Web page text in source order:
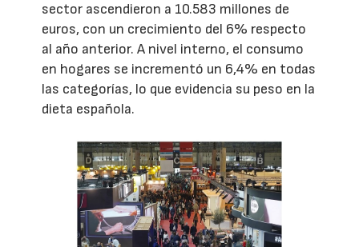
sector ascendieron a 10.583 millones de
euros, con un crecimiento del 6% respecto
al año anterior. A nivel interno, el consumo
en hogares se incrementó un 6,4% en todas
las categorías, lo que evidencia su peso en la
dieta española.